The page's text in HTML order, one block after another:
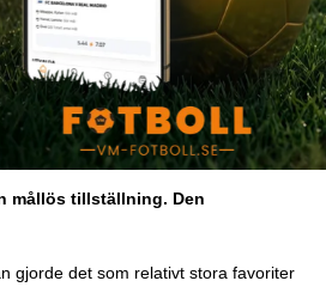
mållös tillställning. Den
gjorde det som relativt stora favoriter